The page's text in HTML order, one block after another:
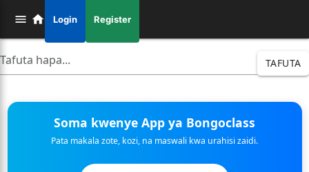
Login Register
TAFUTA
Soma kwenye App ya Bongoclass
Pata makala zote, kozi, na maswali kwa urahisi zaidi.